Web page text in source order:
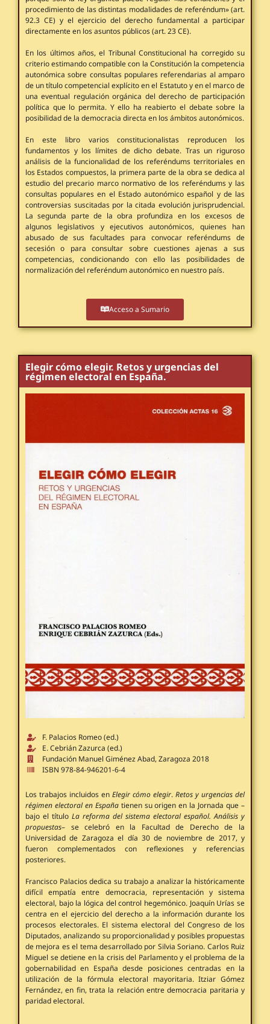
procedimiento de las distintas modalidades de referéndum» (art.
92.3 CE) y el ejercicio del derecho fundamental a participar
directamente en los asuntos públicos (art. 23 CE).
En los últimos años, el Tribunal Constitucional ha corregido su
criterio estimando compatible con la Constitución la competencia
autonómica sobre consultas populares referendarias al amparo
de un título competencial explícito en el Estatuto y en el marco de
una eventual regulación orgánica del derecho de participación
política que lo permita. Y ello ha reabierto el debate sobre la
posibilidad de la democracia directa en los ámbitos autonómicos.
En este libro varios constitucionalistas reproducen los
fundamentos y los límites de dicho debate. Tras un riguroso
análisis de la funcionalidad de los referéndums territoriales en
los Estados compuestos, la primera parte de la obra se dedica al
estudio del precario marco normativo de los referéndums y las
consultas populares en el Estado autonómico español y de las
controversias suscitadas por la citada evolución jurisprudencial.
La segunda parte de la obra profundiza en los excesos de
algunos legislativos y ejecutivos autonómicos, quienes han
abusado de sus facultades para convocar referéndums de
secesión o para consultar sobre cuestiones ajenas a sus
competencias, condicionando con ello las posibilidades de
normalización del referéndum autonómico en nuestro país.
Acceso a Sumario
Elegir cómo elegir. Retos y urgencias del
régimen electoral en España.
F. Palacios Romeo (ed.)
E. Cebrián Zazurca (ed.)
Fundación Manuel Giménez Abad, Zaragoza 2018
ISBN 978-84-946201-6-4
Los trabajos incluidos en Elegir cómo elegir. Retos y urgencias del
régimen electoral en Españatienen su origen en la Jornada que –
bajo el título La reforma del sistema electoral español. Análisis y
propuestas– se celebró en la Facultad de Derecho de la
Universidad de Zaragoza el día 30 de noviembre de 2017, y
fueron complementados con reflexiones y referencias
posteriores.
Francisco Palacios dedica su trabajo a analizar la históricamente
difícil empatía entre democracia, representación y sistema
electoral, bajo la lógica del control hegemónico. Joaquín Urías se
centra en el ejercicio del derecho a la información durante los
procesos electorales. El sistema electoral del Congreso de los
Diputados, analizando su proporcionalidad y posibles propuestas
de mejora es el tema desarrollado por Silvia Soriano. Carlos Ruiz
Miguel se detiene en la crisis del Parlamento y el problema de la
gobernabilidad en España desde posiciones centradas en la
utilización de la fórmula electoral mayoritaria. Itziar Gómez
Fernández, en fin, trata la relación entre democracia paritaria y
paridad electoral.